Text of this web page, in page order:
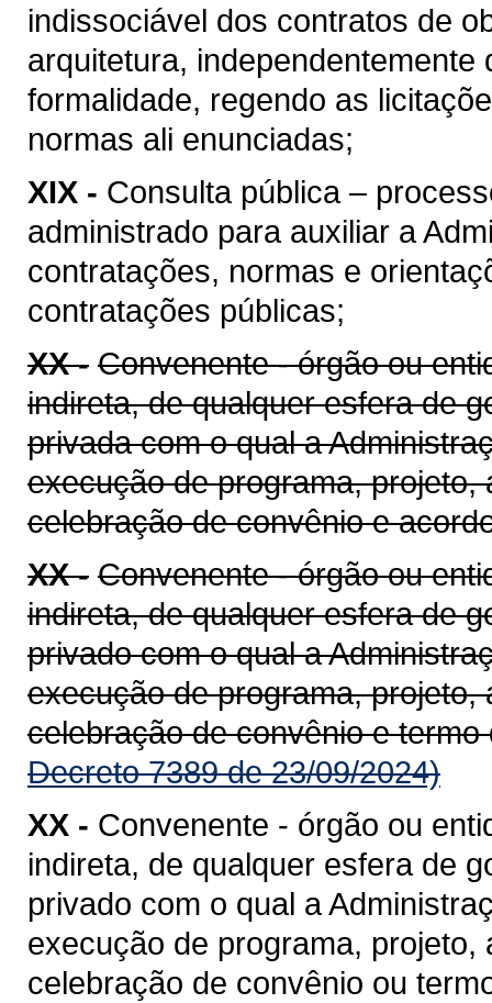
indissociável dos contratos de
arquitetura,
formalidade, regendo as
normas ali enunciadas;
XIX - Consulta pública –
administrado para auxiliar a
contratações, normas e
contratações públicas;
XX - Convenente - órgão ou
indireta, de qualquer esfera de
privada com o qual a
execução de programa,
celebração de convênio e
XX - Convenente - órgão ou
indireta, de qualquer esfera de
privado com o qual a
execução de programa,
celebração de convênio e
Decreto 7389 de 23/09/2024)
XX - Convenente - órgão ou
indireta, de qualquer esfera de
privado com o qual a
execução de programa,
celebração de convênio ou